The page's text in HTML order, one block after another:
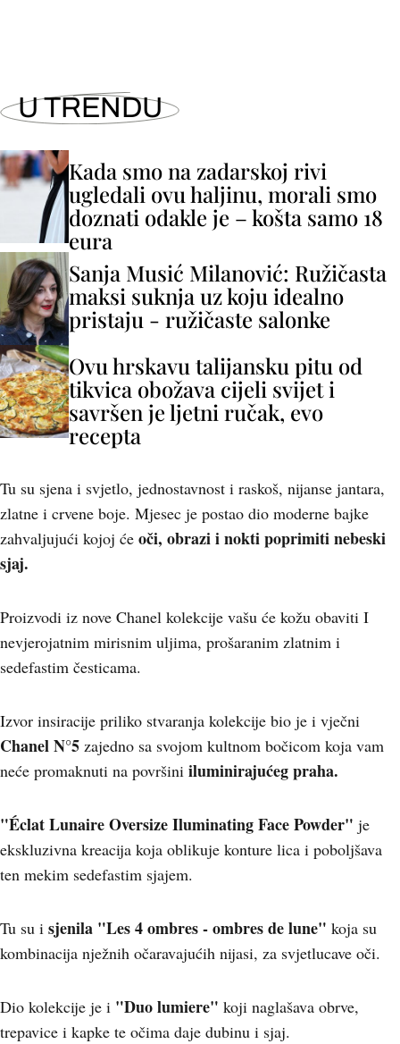
U TRENDU
Kada smo na zadarskoj rivi
ugledali ovu haljinu, morali smo
doznati odakle je – košta samo 18
eura
Sanja Musić Milanović: Ružičasta
maksi suknja uz koju idealno
pristaju - ružičaste salonke
Ovu hrskavu talijansku pitu od
tikvica obožava cijeli svijet i
savršen je ljetni ručak, evo
recepta
Tu su sjena i svjetlo, jednostavnost i raskoš, nijanse jantara,
zlatne i crvene boje. Mjesec je postao dio moderne bajke
zahvaljujući kojoj će oči, obrazi i nokti poprimiti nebeski
sjaj.
Proizvodi iz nove Chanel kolekcije vašu će kožu obaviti I
nevjerojatnim mirisnim uljima, prošaranim zlatnim i
sedefastim česticama.
Izvor insiracije priliko stvaranja kolekcije bio je i vječni
Chanel N°5 zajedno sa svojom kultnom bočicom koja vam
neće promaknuti na površini iluminirajućeg praha.
"Éclat Lunaire Oversize Iluminating Face Powder" je
ekskluzivna kreacija koja oblikuje konture lica i poboljšava
ten mekim sedefastim sjajem.
Tu su i sjenila "Les 4 ombres - ombres de lune" koja su
kombinacija nježnih očaravajućih nijasi, za svjetlucave oči.
Dio kolekcije je i "Duo lumiere" koji naglašava obrve,
trepavice i kapke te očima daje dubinu i sjaj.